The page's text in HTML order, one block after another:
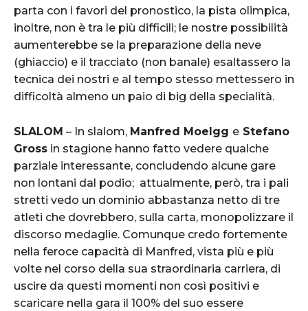
parta con i favori del pronostico, la pista olimpica,
inoltre, non è tra le più difficili; le nostre possibilità
aumenterebbe se la preparazione della neve
(ghiaccio) e il tracciato (non banale) esaltassero la
tecnica dei nostri e al tempo stesso mettessero in
difficoltà almeno un paio di big della specialità.
SLALOM – In slalom, Manfred Moelgg e Stefano
Gross in stagione hanno fatto vedere qualche
parziale interessante, concludendo alcune gare
non lontani dal podio; attualmente, però, tra i pali
stretti vedo un dominio abbastanza netto di tre
atleti che dovrebbero, sulla carta, monopolizzare il
discorso medaglie. Comunque credo fortemente
nella feroce capacità di Manfred, vista più e più
volte nel corso della sua straordinaria carriera, di
uscire da questi momenti non così positivi e
scaricare nella gara il 100% del suo essere